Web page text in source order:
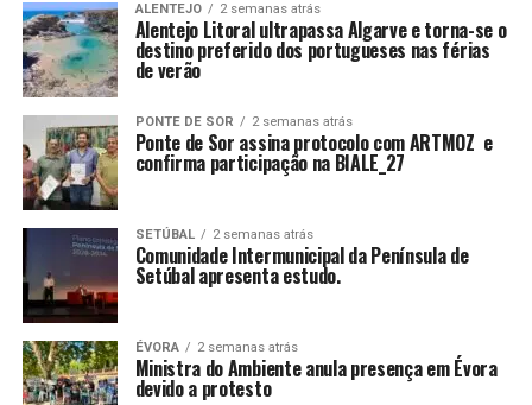
ALENTEJO 2 semanas atrás
Alentejo Litoral ultrapassa Algarve e torna-se o
destino preferido dos portugueses nas férias
de verão
PONTE DE SOR 2 semanas atrás
Ponte de Sor assina protocolo com ARTMOZ e
confirma participação na BIALE_27
SETÚBAL 2 semanas atrás
Comunidade Intermunicipal da Península de
Setúbal apresenta estudo.
ÉVORA 2 semanas atrás
Ministra do Ambiente anula presença em Évora
devido a protesto